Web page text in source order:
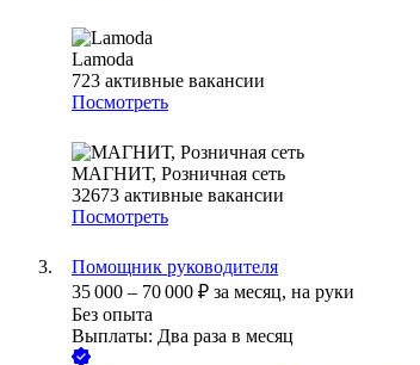
Lamoda
723 активные вакансии
Посмотреть
МАГНИТ, Розничная сеть
32673 активные вакансии
Посмотреть
Помощник руководителя
35 000 – 70 000 ₽ за месяц, на руки
Без опыта
Выплаты: Два раза в месяц